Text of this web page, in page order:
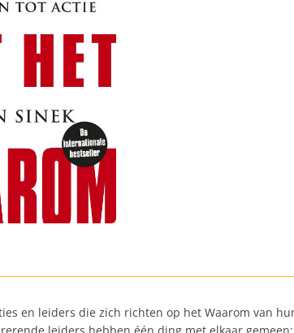
en leiders die zich richten op het Waarom van